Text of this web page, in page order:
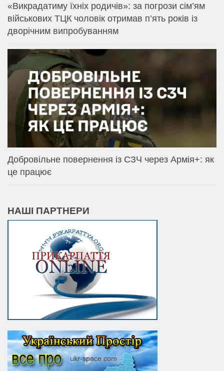
«Викрадатиму їхніх родичів»: за погрози сім’ям
військових ТЦК чоловік отримав п’ять років із
дворічним випробуванням
Добровільне повернення із СЗЧ через Армія+: як
це працює
НАШІ ПАРТНЕРИ